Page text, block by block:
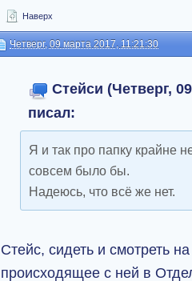
Наверх
Четверг, 09 марта 2017, 11:21:30
Стейси (Четверг,
писал:
Я и так про папку крайне
совсем было бы.
Надеюсь, что всё же нет.
Стейс, сидеть и смотреть
происходящее с ней в